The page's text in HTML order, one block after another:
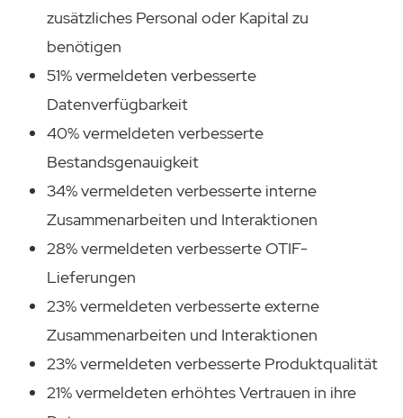
zusätzliches Personal oder Kapital zu
benötigen
51% vermeldeten verbesserte
Datenverfügbarkeit
40% vermeldeten verbesserte
Bestandsgenauigkeit
34% vermeldeten verbesserte interne
Zusammenarbeiten und Interaktionen
28% vermeldeten verbesserte OTIF-
Lieferungen
23% vermeldeten verbesserte externe
Zusammenarbeiten und Interaktionen
23% vermeldeten verbesserte Produktqualität
21% vermeldeten erhöhtes Vertrauen in ihre